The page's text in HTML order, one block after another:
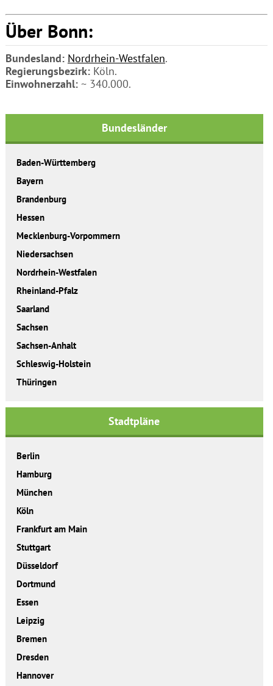
Über Bonn:
Bundesland: Nordrhein-Westfalen.
Regierungsbezirk:Köln.
Einwohnerzahl:~ 340.000.
Bundesländer
Baden-Württemberg
Bayern
Brandenburg
Hessen
Mecklenburg-Vorpommern
Niedersachsen
Nordrhein-Westfalen
Rheinland-Pfalz
Saarland
Sachsen
Sachsen-Anhalt
Schleswig-Holstein
Thüringen
Stadtpläne
Berlin
Hamburg
München
Köln
Frankfurt am Main
Stuttgart
Düsseldorf
Dortmund
Essen
Leipzig
Bremen
Dresden
Hannover